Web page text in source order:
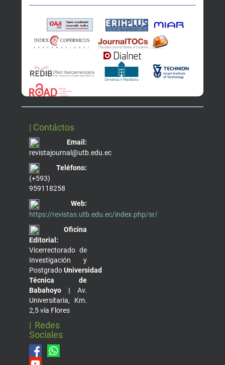
| Contáctos
Email:
revistajournal@utb.edu.ec
Teléfono:
(+593)
959118258
Web:
https://revistas.utb.edu.ec/index.php/sr/
Oficina
Editorial:
Vicerrectorado de
Investigación y
PostgradoUniversidad
Técnica de
Babahoyo | Av.
Universitaria, Km.
2,5 vía Flores
| Redes
Sociales